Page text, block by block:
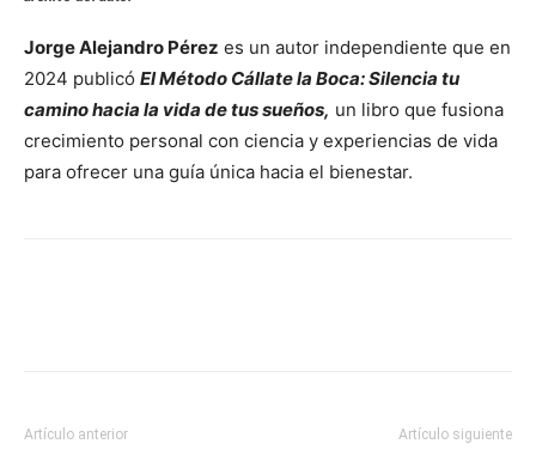
Jorge Alejandro Pérez es un autor independiente que en
2024 publicó El Método Cállate la Boca: Silencia tu
camino hacia la vida de tus sueños, un libro que fusiona
crecimiento personal con ciencia y experiencias de vida
para ofrecer una guía única hacia el bienestar.
Artículo anterior Artículo siguiente